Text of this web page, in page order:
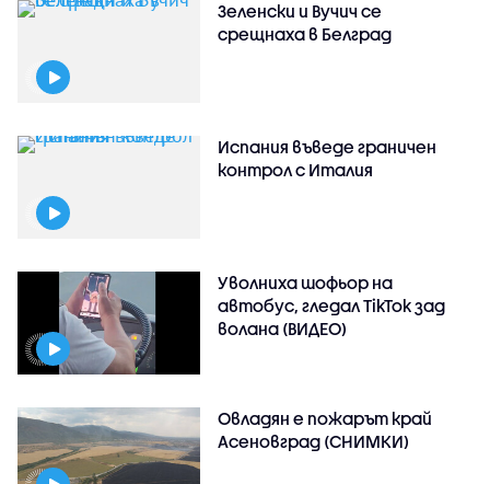
Зеленски и Вучич се
срещнаха в Белград
Испания въведе граничен
контрол с Италия
Уволниха шофьор на
автобус, гледал TikTok зад
волана (ВИДЕО)
Овладян е пожарът край
Асеновград (СНИМКИ)